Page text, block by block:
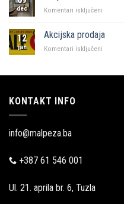
dec Komentari isključeni
Zadru
12
jan
Akcijska prodaja
Komentari isključeni
KONTAKT INFO
info@malpeza.ba
+387 61 546 001
Ul. 21. aprila br. 6, Tuzla